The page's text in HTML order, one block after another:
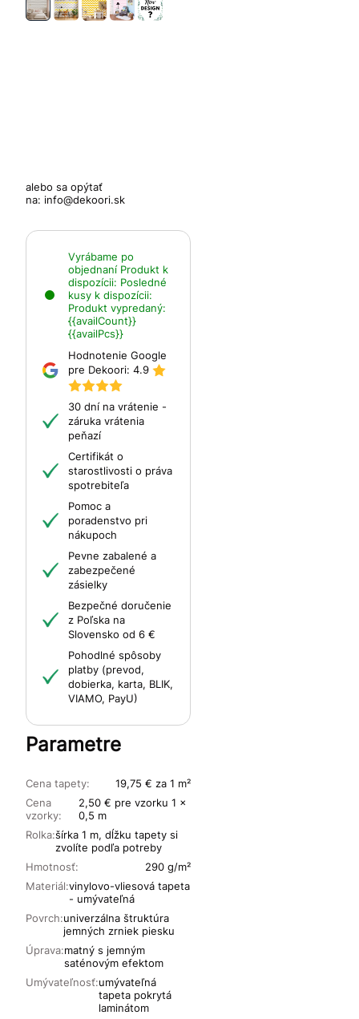
alebo sa opýtať
na: info@dekoori.sk
Vyrábame po
objednaní Produkt k
dispozícii: Posledné
kusy k dispozícii:
Produkt vypredaný:
{{availCount}}
{{availPcs}}
Hodnotenie Google
pre Dekoori: 4.9
30 dní na vrátenie -
záruka vrátenia
peňazí
Certifikát o
starostlivosti o práva
spotrebiteľa
Pomoc a
poradenstvo pri
nákupoch
Pevne zabalené a
zabezpečené
zásielky
Bezpečné doručenie
z Poľska na
Slovensko od 6 €
Pohodlné spôsoby
platby (prevod,
dobierka, karta, BLIK,
VIAMO, PayU)
Parametre
Cena tapety:
19,75 € za 1 m²
Cena
vzorky:
2,50 € pre vzorku 1 x
0,5 m
Rolka:šírka 1 m, dĺžku tapety si
zvolíte podľa potreby
Materiál:vinylovo-vliesová tapeta
- umývateľná
Povrch:univerzálna štruktúra
jemných zrniek piesku
Úprava:matný s jemným
saténovým efektom
Umývateľnosť:umývateľná
tapeta pokrytá
laminátom
Hmotnosť: 290 g/m²